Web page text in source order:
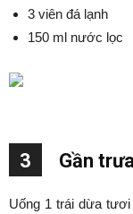
3 viên đá lạnh
150 ml nước lọc
3 Gần
Uống 1 trái dừa